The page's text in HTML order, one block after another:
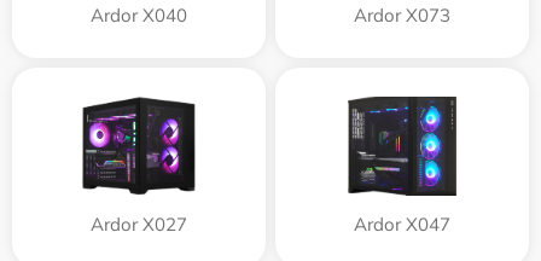
Ardor X040 Ardor X073
Ardor X027 Ardor X047